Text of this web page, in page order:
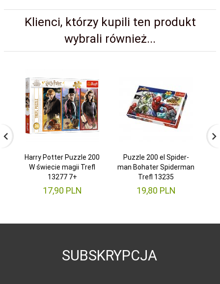
Klienci, którzy kupili ten produkt
wybrali również...
Harry Potter Puzzle 200
W świecie magii Trefl
13277 7+
17,90 PLN
Puzzle 200 el Spider-
man Bohater Spiderman
Trefl 13235
19,80 PLN
SUBSKRYPCJA